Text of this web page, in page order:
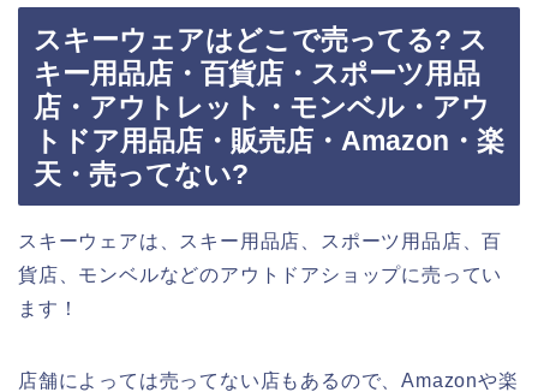
スキーウェアはどこで売ってる? ス
キー用品店・百貨店・スポーツ用品
店・アウトレット・モンベル・アウ
トドア用品店・販売店・Amazon・楽
天・売ってない?
スキーウェアは、スキー用品店、スポーツ用品店、百
貨店、モンベルなどのアウトドアショップに売ってい
ます！
店舗によっては売ってない店もあるので、Amazonや楽